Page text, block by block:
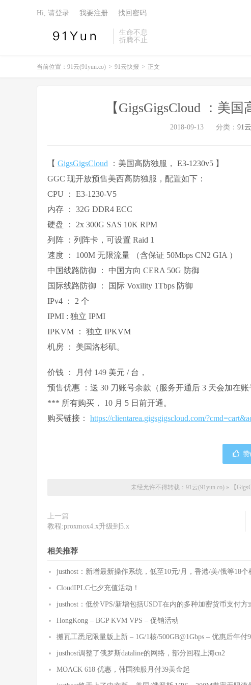
生命不息
折腾不止
Hi, 请登录 我要注册 找回密码
当前位置： 91云(91yun.co) > 91云快报 > 正文
【GigsGigsCloud ：美国
2018-09-13 分类： 91
【 GigsGigsCloud ：美国高防独服， E3-1230v5 】
GGC 现开放预售美西高防独服，配置如下：
CPU ： E3-1230-V5
内存 ： 32G DDR4 ECC
硬盘 ： 2x 300G SAS 10K RPM
列阵 ：列阵卡，可设置 Raid 1
速度 ： 100M 无限流量 （含保证 50Mbps CN2 GIA ）
中国线路防御 ： 中国方向 CERA 50G 防御
国际线路防御 ： 国际 Voxility 1Tbps 防御
IPv4 ： 2 个
IPMI : 独立 IPMI
IPKVM ： 独立 IPKVM
机房 ： 美国洛杉矶。
价钱 ： 月付 149 美元 / 台，
预售优惠 ：送 30 刀账号余款（服务开通后 3 天会加在
*** 所有购买， 10 月 5 日前开通。
购买链接： https://clientarea.gigsgigscloud.com/
赞
未经允许不得转载： 91云(91yun.co) » 【
上一篇
教程:proxmox4.x升级到5.x
相关推荐
justhost：新增最新操作系统，低至10元/月，香港/美/俄等18
CloudIPLC七夕充值活动！
justhost：低价VPS/新增包括USDT在内的多种加密货币支付方
HongKong – BGP KVM VPS – 促销活动
搬瓦工悉尼限量版上新 – 1G/1核/500GB@1Gbps – 优惠后年付
justhost调整了俄罗斯dataline的网络，部分回程上海cn2
MOACK 618 优惠，韩国独服月付39美金起